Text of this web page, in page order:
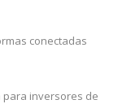
conectadas
para inversores de